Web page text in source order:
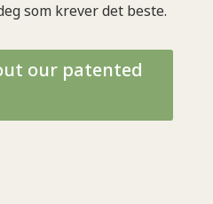
som krever det beste.
our patented